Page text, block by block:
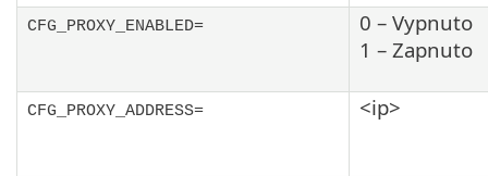
CFG_PROXY_ENABLED=
0 – Vypnuto
1 – Zapnuto
CFG_PROXY_ADDRESS= <ip>